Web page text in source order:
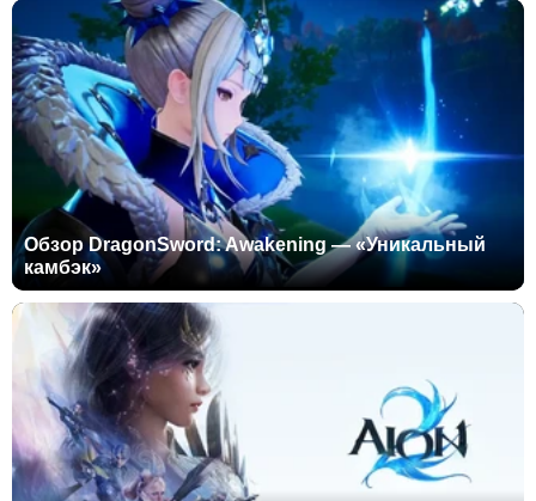
Обзор DragonSword: Awakening — «Уникальный
камбэк»